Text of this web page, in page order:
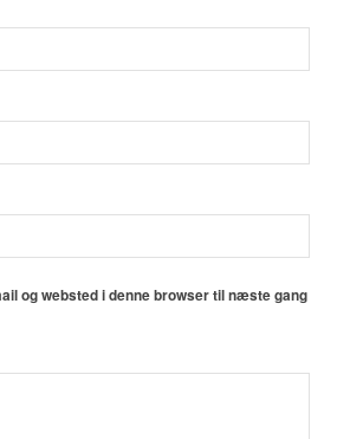
og websted i denne browser til næste gang